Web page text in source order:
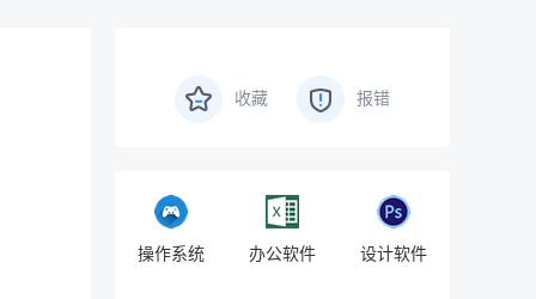
收藏 报错
操作系统 办公软件 设计软件